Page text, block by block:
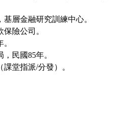
基層金融研究訓練中心。
險公司。
民國85年。
堂指派/分發）。